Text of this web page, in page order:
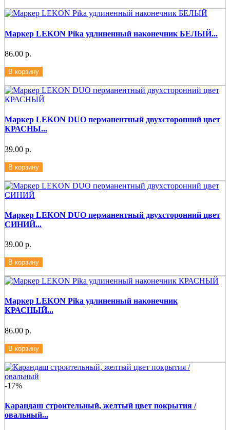
Маркер LEKON Pika удлиненный наконечник БЕЛЫЙ...
86.00 р.
В корзину
Маркер LEKON DUO перманентный двухсторонний цвет
КРАСНЫ...
39.00 р.
В корзину
Маркер LEKON DUO перманентный двухсторонний цвет
СИНИЙ...
39.00 р.
В корзину
Маркер LEKON Pika удлиненный наконечник
КРАСНЫЙ...
86.00 р.
В корзину
-17%
Карандаш строительный, желтый цвет покрытия /
овальный...